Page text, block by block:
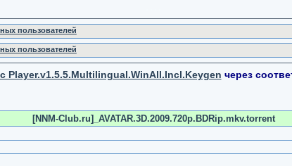
пользователей
пользователей
Player.v1.5.5.Multilingual.WinAll.Incl.Keygen через
[NNM-Club.ru]_AVATAR.3D.2009.720p.BDRip.mkv.torrent